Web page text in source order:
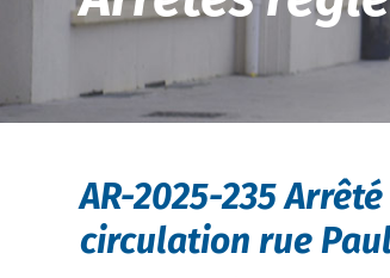
AR-2025-235
circulation rue